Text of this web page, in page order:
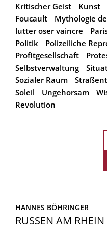
Kritischer Geist
Kunst
Foucault
Mythologie
lutter oser vaincre
Politik
Polizeiliche
Profitgesellschaft
Selbstverwaltung
Sozialer Raum
Soleil
Ungehorsam
Revolution
HANNES BÖHRINGER
RUSSEN AM RHEIN